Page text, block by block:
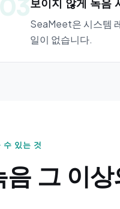
03보이지 않게 녹음
SeaMeet은 시스템
일이 없습니다.
수 있는 것
음 그 이